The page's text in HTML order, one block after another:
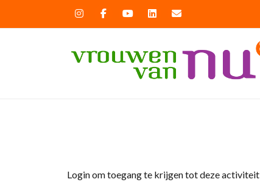
Login om toegang te krijgen tot deze activiteit